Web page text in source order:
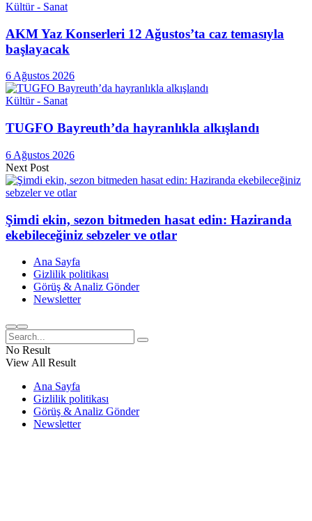
Kültür - Sanat
AKM Yaz Konserleri 12 Ağustos’ta caz temasıyla
başlayacak
6 Ağustos 2026
Kültür - Sanat
TUGFO Bayreuth’da hayranlıkla alkışlandı
6 Ağustos 2026
Next Post
Şimdi ekin, sezon bitmeden hasat edin: Haziranda
ekebileceğiniz sebzeler ve otlar
Ana Sayfa
Gizlilik politikası
Görüş & Analiz Gönder
Newsletter
No Result
View All Result
Ana Sayfa
Gizlilik politikası
Görüş & Analiz Gönder
Newsletter